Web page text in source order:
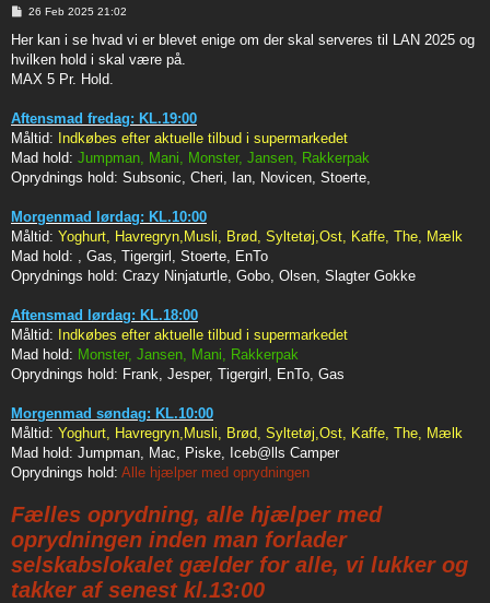
P
s
26 Feb 2025 21:02
Her kan i se hvad vi er blevet enige om der skal serveres til LAN 2025 og
hvilken hold i skal være på.
MAX 5 Pr. Hold.
Aftensmad fredag: KL.19:00
Måltid: Indkøbes efter aktuelle tilbud i supermarkedet
Mad hold: Jumpman, Mani, Monster, Jansen, Rakkerpak
Oprydnings hold: Subsonic, Cheri, Ian, Novicen, Stoerte,
Morgenmad lørdag: KL.10:00
Måltid: Yoghurt, Havregryn,Musli, Brød, Syltetøj,Ost, Kaffe, The, Mælk
Mad hold:
, Gas, Tigergirl, Stoerte, EnTo
Oprydnings hold: Crazy Ninjaturtle, Gobo, Olsen, Slagter Gokke
Aftensmad lørdag: KL.18:00
Måltid: Indkøbes efter aktuelle tilbud i supermarkedet
Mad hold: Monster, Jansen, Mani, Rakkerpak
Oprydnings hold: Frank, Jesper, Tigergirl, EnTo, Gas
Morgenmad søndag: KL.10:00
Måltid: Yoghurt, Havregryn,Musli, Brød, Syltetøj,Ost, Kaffe, The, Mælk
Mad hold: Jumpman, Mac, Piske, Iceb@lls Camper
Oprydnings hold: Alle hjælper med oprydningen
Fælles oprydning, alle hjælper med
oprydningen inden man forlader
selskabslokalet gælder for alle, vi lukker og
takker af senest kl.13:00